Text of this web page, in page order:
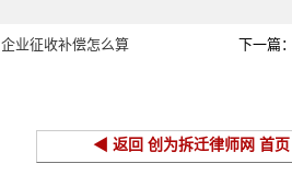
业征收补偿怎么算 下一篇
◀ 返回 创为拆迁律师网 首